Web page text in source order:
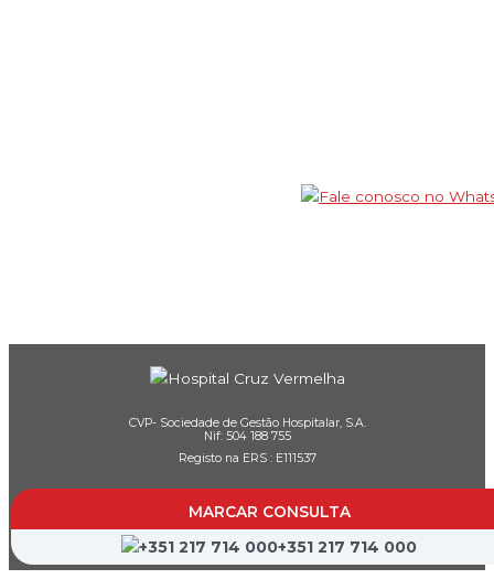
MARCAR CONSULTA
+351 217 714 000
CVP- Sociedade de Gestão Hospitalar, S.A.
Nif: 504 188 755
Registo na ERS : E111537
Farmácias de Serviço